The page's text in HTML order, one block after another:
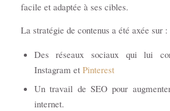
facile et adaptée à ses cibles.
La stratégie de contenus a été axée sur :
Des réseaux sociaux qui lui
Instagram et Pinterest
Un travail de SEO pour
internet.